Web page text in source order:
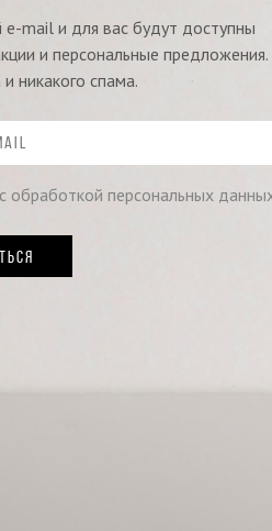
e-mail и для вас будут доступны
и персональные предложения.
никакого спама.
обработкой персональных